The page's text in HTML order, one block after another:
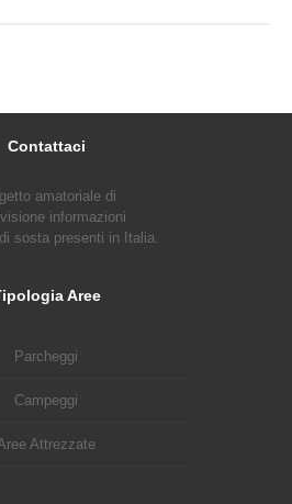
Contattaci
amatoriale di
informazioni
sosta presenti in Italia.
Aree
Parcheggi
Campeggi
Attrezzate